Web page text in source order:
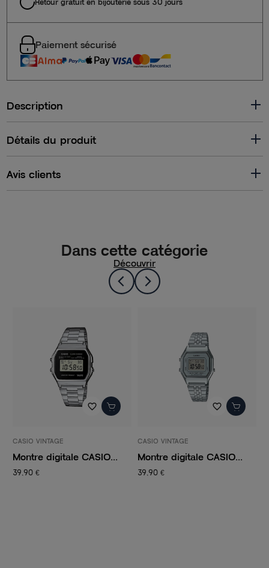
Paiement sécurisé
Description
Détails du produit
Avis clients
Dans cette catégorie
Découvrir
favorite_border
CASIO VINTAGE
Montre digitale CASIO...
39,90 €
favorite_border
CASIO VINTAGE
Montre digitale CASIO...
39,90 €